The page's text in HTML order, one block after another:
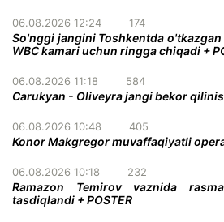
06.08.2026 12:24 174
So'nggi jangini Toshkentda
WBC kamari uchun ringga chiqadi +
06.08.2026 11:18 584
Carukyan - Oliveyra jangi bekor
06.08.2026 10:48 405
Konor Makgregor muvaffaqiyatli
06.08.2026 10:18 232
Ramazon Temirov vaznida
tasdiqlandi + POSTER